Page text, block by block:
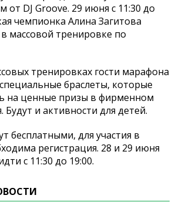
от DJ Groove. 29 июня с 11:30 до
чемпионка Алина Загитова
массовой тренировке по
тренировках гости марафона
браслеты, которые
на ценные призы в фирменном
Будут и активности для детей.
бесплатными, для участия в
регистрация. 28 и 29 июня
с 11:30 до 19:00.